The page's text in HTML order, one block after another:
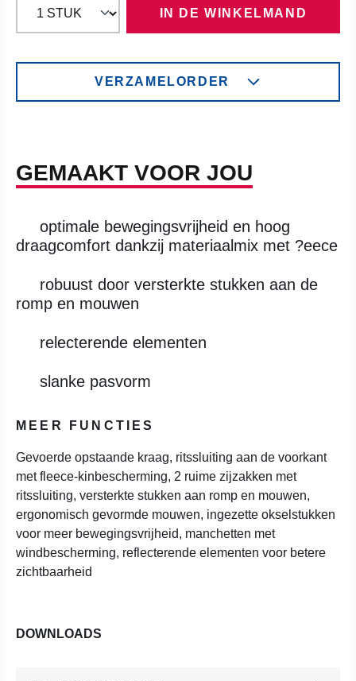
IN DE WINKELMAND
VERZAMELORDER
GEMAAKT VOOR JOU
optimale bewegingsvrijheid en hoog
draagcomfort dankzij materiaalmix met ?eece
robuust door versterkte stukken aan de
romp en mouwen
relecterende elementen
slanke pasvorm
MEER FUNCTIES
Gevoerde opstaande kraag, ritssluiting aan de voorkant
met fleece-kinbescherming, 2 ruime zijzakken met
ritssluiting, versterkte stukken aan romp en mouwen,
ergonomisch gevormde mouwen, ingezette okselstukken
voor meer bewegingsvrijheid, manchetten met
windbescherming, reflecterende elementen voor betere
zichtbaarheid
DOWNLOADS